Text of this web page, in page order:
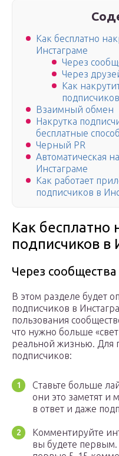
Как бесплатно
Инстаграме
Через
Через
Как
Взаимный обмен
Накрутка
бесплатные
Черный PR
Автоматическая
Инстаграме
Как работает
подписчиков в
Как бесплатно
подписчиков в
Через сообщества
В этом разделе будет
подписчиков в
пользования
что нужно больше
реальной жизнью. Для
подписчиков:
Ставьте больше
они это заметят и
в ответ и даже
Комментируйте
вы будете